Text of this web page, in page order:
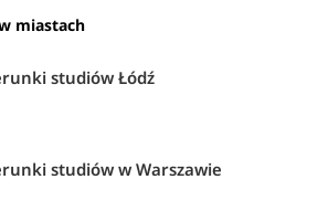
miastach
studiów Łódź
studiów w Warszawie